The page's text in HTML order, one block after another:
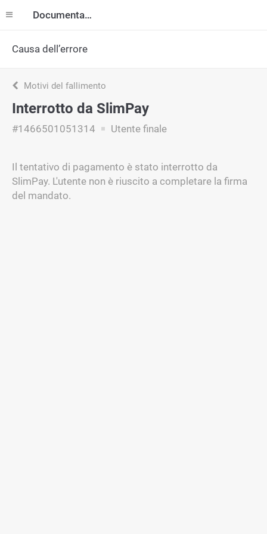
Documentazione
Causa dell’errore
Motivi del fallimento
Interrotto da SlimPay
#1466501051314 Utente finale
Il tentativo di pagamento è stato interrotto da
SlimPay. L'utente non è riuscito a completare la firma
del mandato.